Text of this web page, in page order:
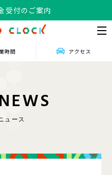
受付のご案内
時間 アクセス
NEWS
ュース